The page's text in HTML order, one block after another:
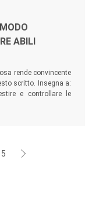
ABILI
rende convincente
scritto. Insegna a:
e controllare le
5